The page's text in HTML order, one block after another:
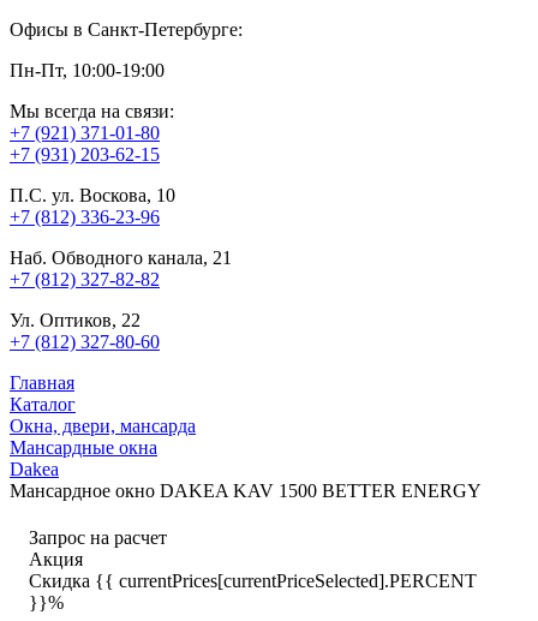
Офисы в Санкт-Петербурге:
Пн-Пт, 10:00-19:00
Мы всегда на связи:
+7 (921) 371-01-80
+7 (931) 203-62-15
П.С. ул. Воскова, 10
+7 (812) 336-23-96
Наб. Обводного канала, 21
+7 (812) 327-82-82
Ул. Оптиков, 22
+7 (812) 327-80-60
Главная
Каталог
Окна, двери, мансарда
Мансардные окна
Dakea
Мансардное окно DAKEA KAV 1500 BETTER ENERGY
Запрос на расчет
Акция
Скидка {{ currentPrices[currentPriceSelected].PERCENT
}}%